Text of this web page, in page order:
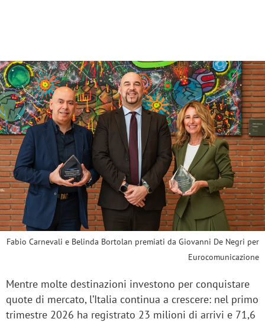
Fabio Carnevali e Belinda Bortolan premiati da Giovanni De Negri per
Eurocomunicazione
Mentre molte destinazioni investono per conquistare
quote di mercato, l’Italia continua a crescere: nel primo
trimestre 2026 ha registrato 23 milioni di arrivi e 71,6